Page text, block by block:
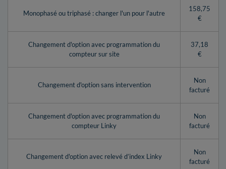
Monophasé ou triphasé : changer l'un pour l'autre
158,75
€
Changement d'option avec programmation du
compteur sur site
37,18
€
Changement d'option sans intervention
Non
facturé
Changement d'option avec programmation du
compteur Linky
Non
facturé
Changement d'option avec relevé d’index Linky
Non
facturé